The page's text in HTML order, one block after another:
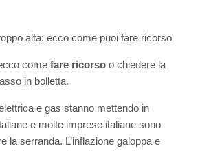
alta: ecco come puoi fare ricorso
come fare ricorso o chiedere la
in bolletta.
e gas stanno mettendo in
e molte imprese italiane sono
la serranda. L’inflazione galoppa e